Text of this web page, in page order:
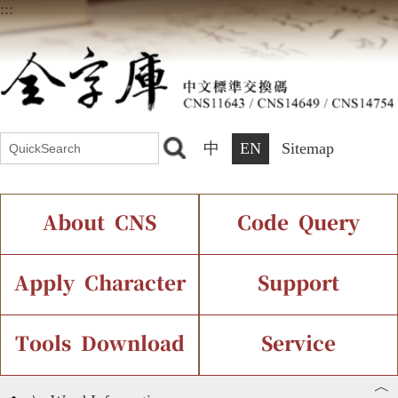
:::
中 EN Sitemap
About CNS
Introduction Current Status
Chinese Code Status
Code Query
IDS Query
Components Query
Apply Character
Application Process
Support
Font Instant Display
Tools Download Service
︿